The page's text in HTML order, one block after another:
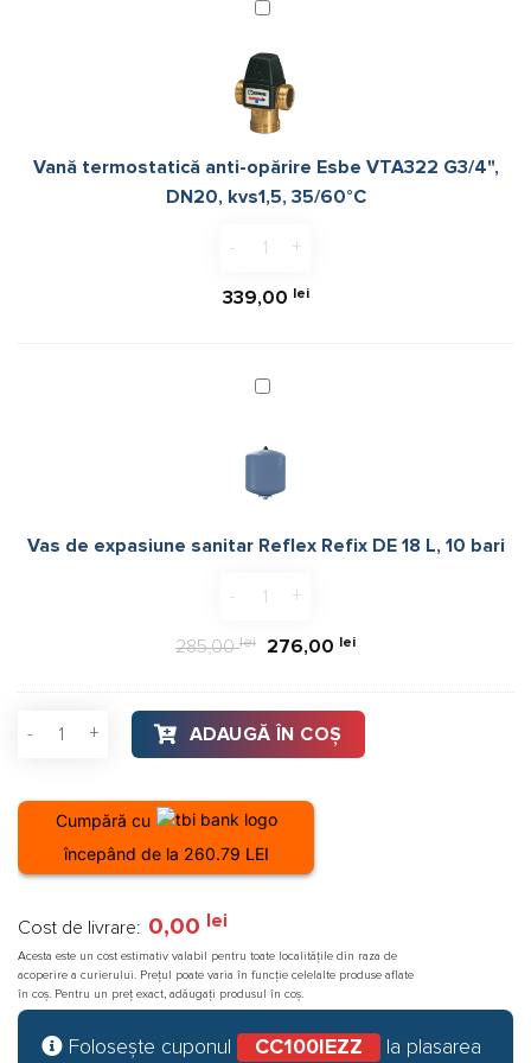
fost:
Vană
anti-
opărire
Esbe
G3/4",
DN20,
35/60°C
Vană termostatică anti-opărire Esbe VTA322 G3/4",
DN20, kvs1,5, 35/60°C
339,00 lei
Vas
Reflex
DE
Vas de expasiune sanitar Reflex Refix DE 18 L, 10 bari
285,00lei
Prețul
fost:
285,00 lei.
276,00 leiPrețul
Cantitate Kit panouri solare apa calda Ferroli Ecotube New
ADAUGĂ ÎN COȘ
Cumpără cu
începând de la 260.79 LEI
Cost de livrare: 0,00 lei
Acesta este un cost estimativ valabil pentru toate localitățile din raza de
acoperire a curierului. Prețul poate varia în funcție celelalte produse aflate
în coș. Pentru un preț exact, adăugați produsul în coș.
Folosește cuponul CC100IEZZ la plasarea